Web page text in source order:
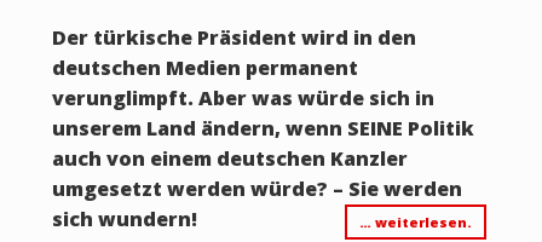
Der türkische Präsident wird in den
deutschen Medien permanent
verunglimpft. Aber was würde sich in
unserem Land ändern, wenn SEINE Politik
auch von einem deutschen Kanzler
umgesetzt werden würde? – Sie werden
sich wundern!
… weiterlesen.